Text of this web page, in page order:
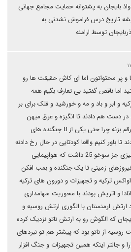
بایجان به پشتوانه حمایت مجامع جهانی
تاریخ درس فراموش نشدنی به
توسط ارامنه
و پر محتواتون اما ای کاش حقیقت ها رو
اما ناقص گفتید بی تعارف بگیم همه
و ابر و باد و مه و خورشید و فلک برای بر
در دست هم دادند تا انگیزه و عرق میهن
پرستی آذریها این پیروزی رو رقم بزنه چرا حتی یکی از 8 جنگنده های
نکردند تا باور کنیم واقعا کودتایی در حال رخ دادنه
تو ارمنستان مگر آذربایجان چیزی جز سوخو 25 داشت که هواپیمایی
زمینی تا یک جنگنده و بمب افکن
ترکیه و تجهیزات و دورون های ترکیه
و اتریش بودند با محوریت سهامداری
ارتش ارمنستان با الگوری ارتش روسیه و
که الگوش رو به ارتش ناتو نزدیک کرده
از ناتو بود که پیشتر هم تو نبردهای
و جالتر اینکه همین تجهیزات و جنگ افزار